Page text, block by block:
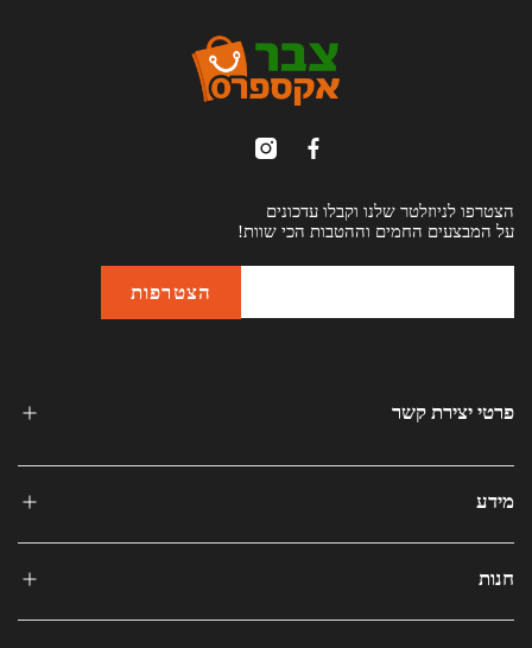
הצטרפו לניוזלטר שלנו וקבלו עדכונים
על המבצעים החמים וההטבות הכי שוות!
פרטי יצירת קשר
מידע
חנות